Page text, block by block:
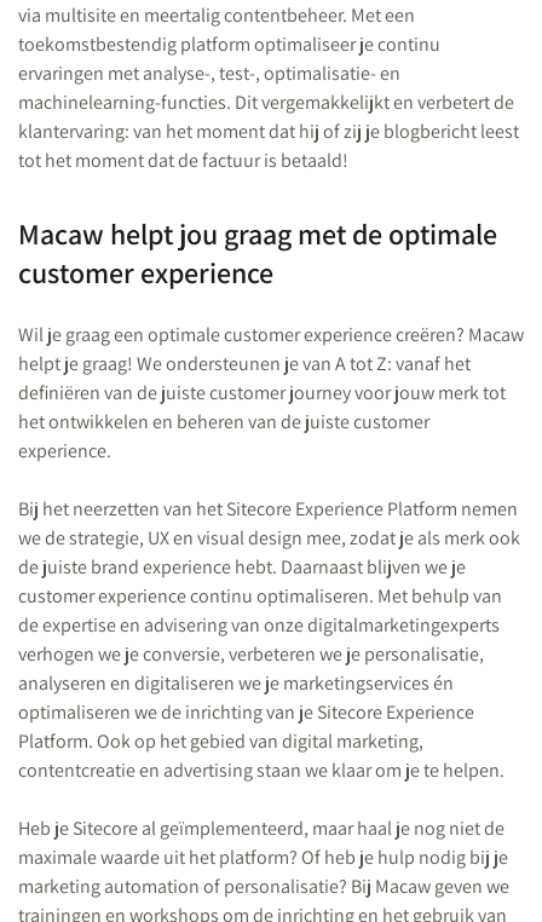
via multisite en meertalig contentbeheer. Met een
toekomstbestendig platform optimaliseer je continu
ervaringen met analyse-, test-, optimalisatie- en
machinelearning-functies. Dit vergemakkelijkt en verbetert de
klantervaring: van het moment dat hij of zij je blogbericht leest
tot het moment dat de factuur is betaald!
Macaw helpt jou graag met de optimale
customer experience
Wil je graag een optimale customer experience creëren? Macaw
helpt je graag! We ondersteunen je van A tot Z: vanaf het
definiëren van de juiste customer journey voor jouw merk tot
het ontwikkelen en beheren van de juiste customer
experience.
Bij het neerzetten van het Sitecore Experience Platform nemen
we de strategie, UX en visual design mee, zodat je als merk ook
de juiste brand experience hebt. Daarnaast blijven we je
customer experience continu optimaliseren. Met behulp van
de expertise en advisering van onze digitalmarketingexperts
verhogen we je conversie, verbeteren we je personalisatie,
analyseren en digitaliseren we je marketingservices én
optimaliseren we de inrichting van je Sitecore Experience
Platform. Ook op het gebied van digital marketing,
contentcreatie en advertising staan we klaar om je te helpen.
Heb je Sitecore al geïmplementeerd, maar haal je nog niet de
maximale waarde uit het platform? Of heb je hulp nodig bij je
marketing automation of personalisatie? Bij Macaw geven we
trainingen en workshops om de inrichting en het gebruik van